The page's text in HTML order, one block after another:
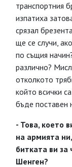
транспортния
изпатиха
срязал
ще се случи,
по същия
различно?
отколкото
който всички
бъде поставен
- Това, което
на армията
битката ви за
Шенген?